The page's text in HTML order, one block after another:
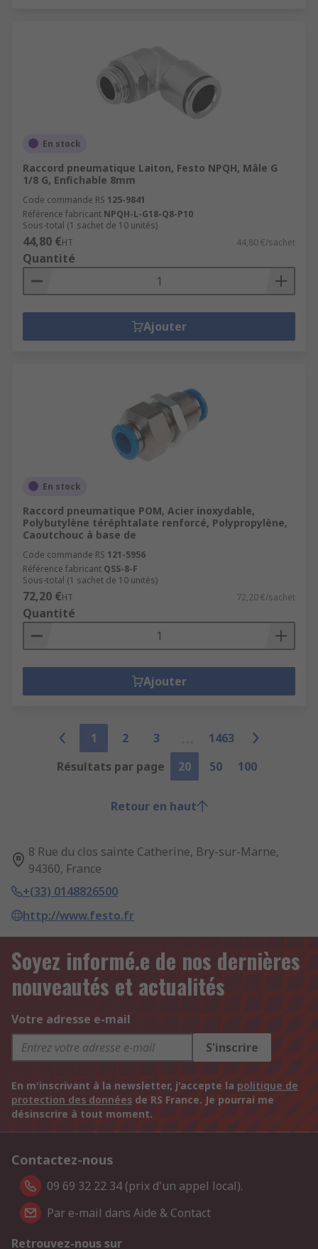
En stock
Raccord pneumatique Laiton, Festo NPQH, Mâle G
1/8 G, Enfichable 8mm
Code commande RS 125-9841
Référence fabricant NPQH-L-G18-Q8-P10
Sous-total (1 sachet de 10 unités)
44,80 €HT 44,80 €/sachet
Quantité
Ajouter
En stock
Raccord pneumatique POM, Acier inoxydable,
Polybutylène téréphtalate renforcé, Polypropylène,
Caoutchouc à base de
Code commande RS 121-5956
Référence fabricant QSS-8-F
Sous-total (1 sachet de 10 unités)
72,20 €HT 72,20 €/sachet
Quantité
Ajouter
1 2 3
1463
Résultats par page
20 50 100
Retour en haut
8 Rue du clos sainte Catherine, Bry-sur-Marne,
94360, France
+(33) 0148826500
http://www.festo.fr
Soyez informé.e de nos dernières
nouveautés et actualités
Votre adresse e-mail
S'inscrire
En m'inscrivant à la newsletter, j'accepte la politique de
protection des données de RS France. Je pourrai me
désinscrire à tout moment.
Contactez-nous
09 69 32 22 34 (prix d'un appel local).
Par e-mail dans Aide & Contact
Retrouvez-nous sur